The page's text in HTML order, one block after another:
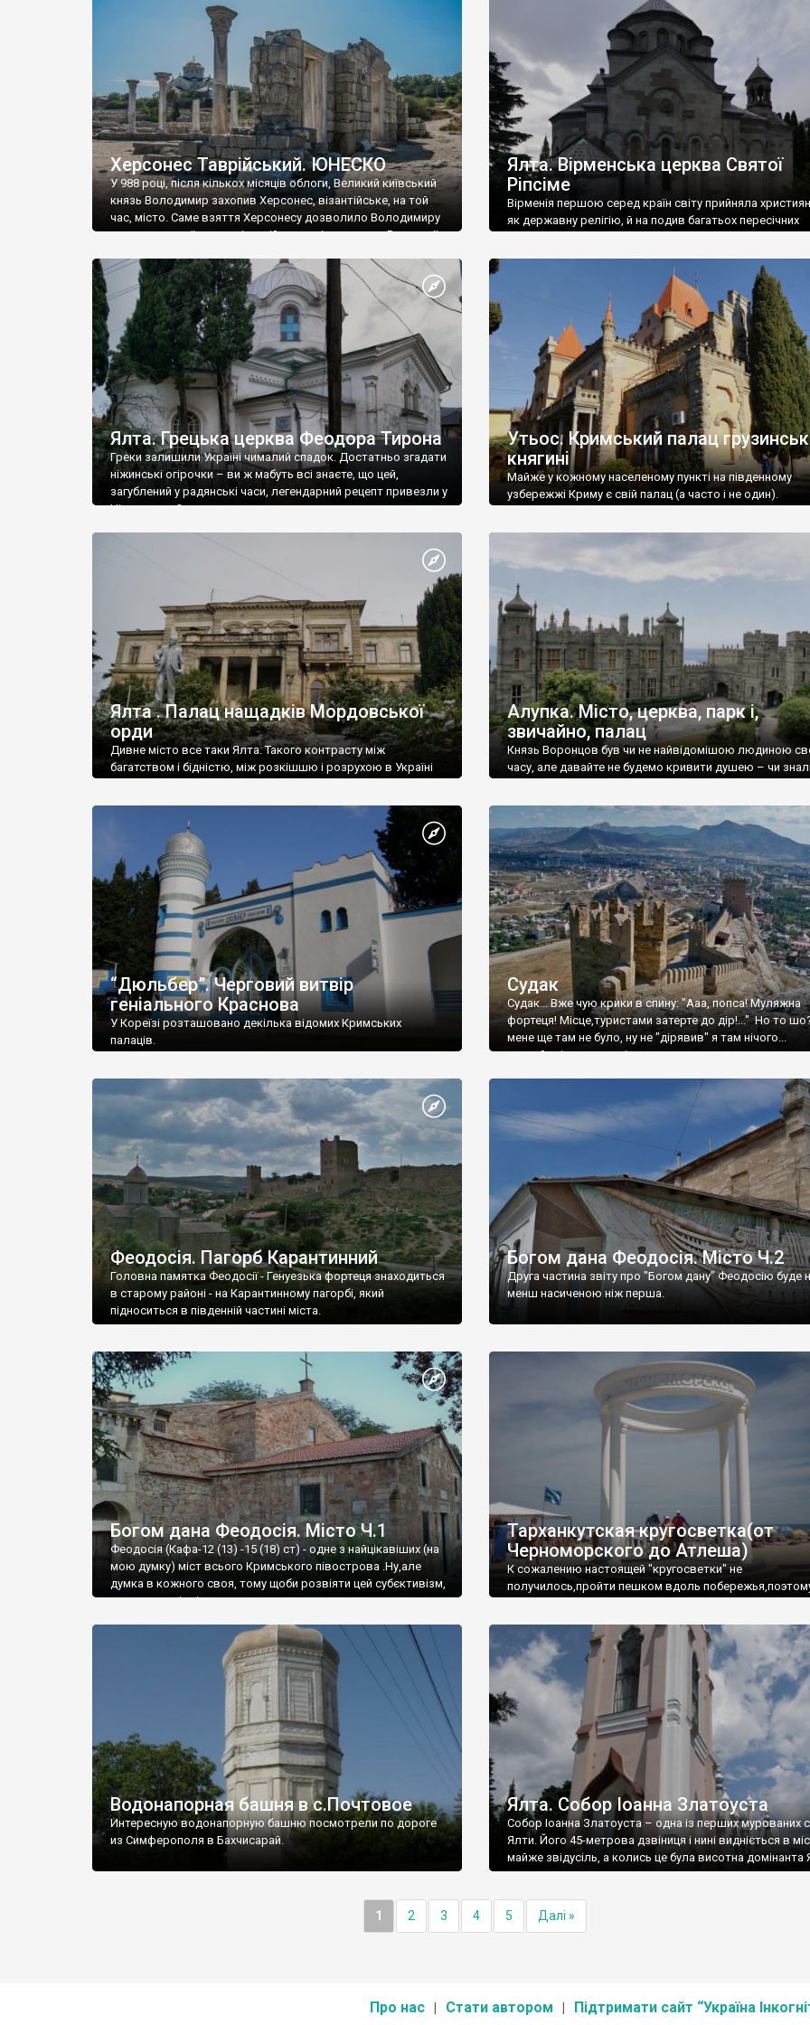
візантійської доби. Раритети викрадені з фондів об’єкту
культурної спадщини ЮНЕСКО «Херсонеса Таврійського».
Офіційно – на виставку «Золото Візантії», але експерти та
влада в Україні вважають це лише […]
називаються «повстяками» (postaki)…” “Вино. Крим
виробляє відмінне вино і його вдосталь: воно все
легке біле і дуже […]
Херсонес Таврійський. ЮНЕСКО
У 988 році, після кількох місяців облоги, Великий київський
князь Володимир захопив Херсонес, візантійське, на той
час, місто. Саме взяття Херсонесу дозволило Володимиру
диктувати свої умови візантійському імператору Василю ІІ,
Херсонесі Володимир-язичник, став Василем-
християнином. А потім було Хрещення Русі. На честь
Херсонесу Таврійського названо місто […]
Ялта. Вірменська церква Святої
Ріпсіме
Вірменія першою серед країн світу прийняла
як державну релігію, й на подив багатьох пересічних
Ялта. Грецька церква Феодора Тирона
Греки залишили Україні чималий спадок. Достатньо згадати
ніжинські огірочки – ви ж мабуть всі знаєте, що цей,
загублений у радянські часи, легендарний рецепт привезли у
Ніжин греки?
Утьос. Кримський палац
княгині
Майже у кожному населеному пункті на південному
узбережжі Криму є свій палац (а часто і не один).
Ялта . Палац нащадків Мордовської
орди
Дивне місто все таки Ялта. Такого контрасту між
багатством і бідністю, між розкішшю і розрухою в Україні
Алупка. Місто, церква, парк і,
звичайно, палац
Князь Воронцов був чи не найвідомішою людиною
часу, але давайте не будемо кривити душею – чи
“Дюльбер”. Черговий витвір
геніального Краснова
У Кореїзі розташовано декілька відомих Кримських
палаців.
Судак
Судак... Вже чую крики в спину: "Ааа, попса! Муляжна
фортеця! Місце,туристами затерте до дір!..." Но то
мене ще там не було, ну не "дірявив" я там нічого...
принаймні до цього літа.
Феодосія. Пагорб Карантинний
Головна памятка Феодосії - Генуезька фортеця знаходиться
в старому районі - на Карантинному пагорбі, який
підноситься в південній частині міста.
Богом дана Феодосія. Місто Ч.2
Друга частина звіту про "Богом дану" Феодосію буде
менш насиченою ніж перша.
Богом дана Феодосія. Місто Ч.1
Феодосія (Кафа-12 (13) -15 (18) ст) - одне з найцікавіших (на
мою думку) міст всього Кримського півострова .Ну,але
думка в кожного своя, тому щоби розвіяти цей субєктивізм,
запрошую відвідати це
Тарханкутская кругосветка(от
Черноморского до Атлеша)
К сожалению настоящей "кругосветки" не
получилось,пройти пешком вдоль
Водонапорная башня в с.Почтовое
Интересную водонапорную башню посмотрели по дороге
из Симферополя в Бахчисарай.
Ялта. Собор Іоанна Златоуста
Собор Іоанна Златоуста – одна із перших мурованих
Ялти. Його 45-метрова дзвіниця і нині видніється в
майже звідусіль, а колись це була висотна домінанта
1 2 3 4 5 Далі »
Про нас Стати автором Підтримати сайт “Україна